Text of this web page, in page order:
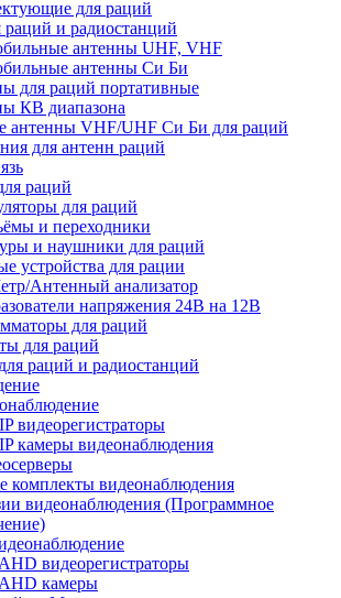
для раций
и радиостанций
антенны UHF, VHF
антенны Си Би
для раций портативные
КВ диапазона
антенны VHF/UHF Си Би для раций
для антенн раций
раций
для раций
и переходники
и наушники для раций
устройства для рации
Антенный анализатор
напряжения 24В на 12В
для раций
для раций
раций и радиостанций
видеорегистраторы
камеры видеонаблюдения
комплекты видеонаблюдения
видеонаблюдения (Программное
видеорегистраторы
камеры